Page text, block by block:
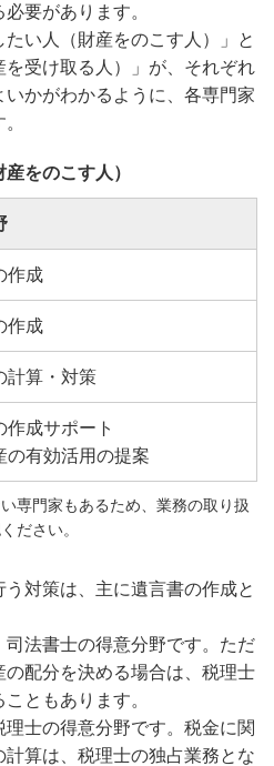
要があります。
い人（財産をのこす人）」と
を受け取る人）」が、それぞれ
かがわかるように、各専門家
をのこす人）
作成
作成
計算・対策
作成サポート
の有効活用の提案
専門家もあるため、業務の取り扱
ださい。
対策は、主に遺言書の作成と
法書士の得意分野です。ただ
の配分を決める場合は、税理士
ともあります。
士の得意分野です。税金に関
算は、税理士の独占業務とな